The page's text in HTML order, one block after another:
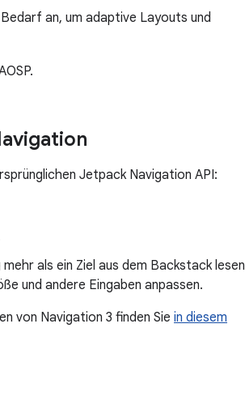
an, um adaptive Layouts und
Jetpack Navigation API:
als ein Ziel aus dem Backstack lesen
und andere Eingaben anpassen.
von Navigation 3 finden Sie in diesem